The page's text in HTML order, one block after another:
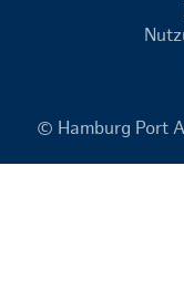
© Hamburg Port